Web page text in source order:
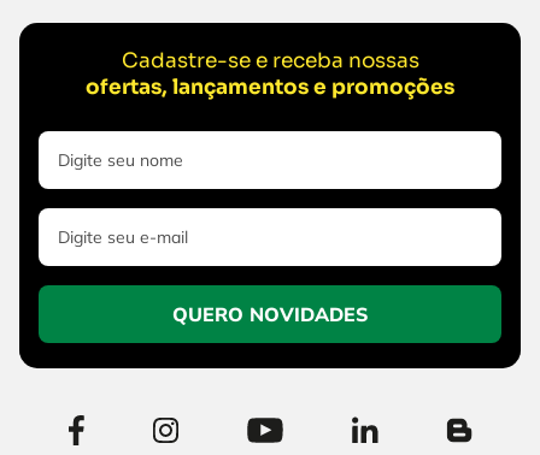
Cadastre-se e receba nossas
ofertas, lançamentos e promoções
QUERO NOVIDADES